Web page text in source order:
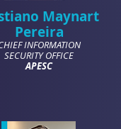
Maynart
Pereira
INFORMATION
SECURITY OFFICE
APESC